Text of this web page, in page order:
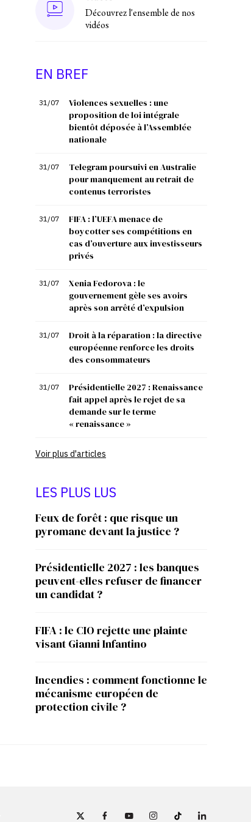
Découvrez l'ensemble de nos
vidéos
EN BREF
31/07
Violences sexuelles : une
proposition de loi intégrale
bientôt déposée à l’Assemblée
nationale
31/07
Telegram poursuivi en Australie
pour manquement au retrait de
contenus terroristes
31/07
FIFA : l’UEFA menace de
boycotter ses compétitions en
cas d’ouverture aux investisseurs
privés
31/07
Xenia Fedorova : le
gouvernement gèle ses avoirs
après son arrêté d’expulsion
31/07
Droit à la réparation : la directive
européenne renforce les droits
des consommateurs
31/07
Présidentielle 2027 : Renaissance
fait appel après le rejet de sa
demande sur le terme
« renaissance »
Voir plus d'articles
LES PLUS LUS
Feux de forêt : que risque un
pyromane devant la justice ?
Présidentielle 2027 : les banques
peuvent-elles refuser de financer
un candidat ?
FIFA : le CIO rejette une plainte
visant Gianni Infantino
Incendies : comment fonctionne le
mécanisme européen de
protection civile ?